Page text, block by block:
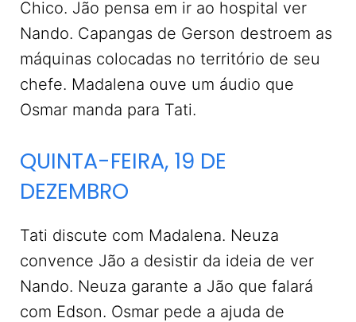
Chico. Jão pensa em ir ao hospital ver
Nando. Capangas de Gerson destroem as
máquinas colocadas no território de seu
chefe. Madalena ouve um áudio que
Osmar manda para Tati.
QUINTA-FEIRA, 19 DE
DEZEMBRO
Tati discute com Madalena. Neuza
convence Jão a desistir da ideia de ver
Nando. Neuza garante a Jão que falará
com Edson. Osmar pede a ajuda de